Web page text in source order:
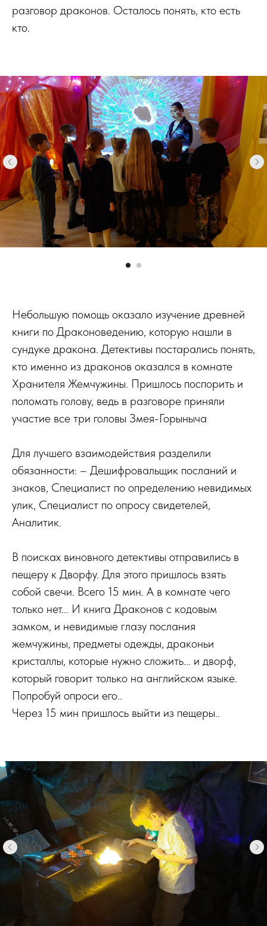
разговор драконов. Осталось понять, кто есть
кто.
Небольшую помощь оказало изучение древней
книги по Драконоведению, которую нашли в
сундуке дракона. Детективы постарались понять,
кто именно из драконов оказался в комнате
Хранителя Жемчужины. Пришлось поспорить и
поломать голову, ведь в разговоре приняли
участие все три головы Змея-Горыныча
Для лучшего взаимодействия разделили
обязанности: – Дешифровальщик посланий и
знаков, Специалист по определению невидимых
улик, Специалист по опросу свидетелей,
Аналитик.
В поисках виновного детективы отправились в
пещеру к Дворфу. Для этого пришлось взять
собой свечи. Всего 15 мин. А в комнате чего
только нет... И книга Драконов с кодовым
замком, и невидимые глазу послания
жемчужины, предметы одежды, драконьи
кристаллы, которые нужно сложить... и дворф,
который говорит только на английском языке.
Попробуй опроси его..
Через 15 мин пришлось выйти из пещеры..